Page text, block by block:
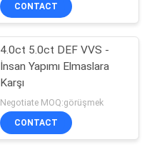
CONTACT
4.0ct 5.0ct DEF VVS -
İnsan Yapımı Elmaslara
Karşı
Negotiate MOQ:görüşmek
CONTACT